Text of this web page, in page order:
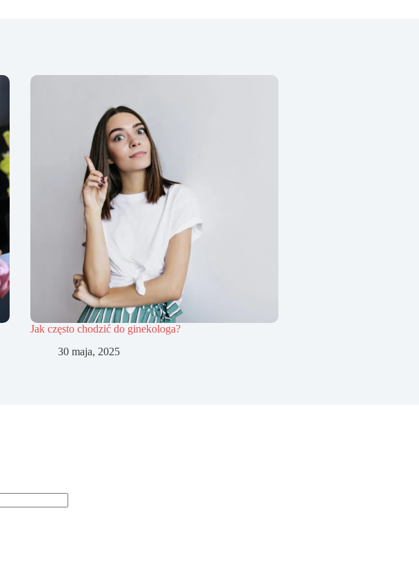
Jak często chodzić do ginekologa?
30 maja, 2025